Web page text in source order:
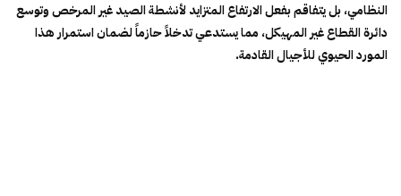
النظامي، بل يتفاقم بفعل الارتفاع المتزايد لأنشطة الصيد غير المرخص وتوسع
دائرة القطاع غير المهيكل، مما يستدعي تدخلاً حازماً لضمان استمرار هذا
المورد الحيوي للأجيال القادمة.